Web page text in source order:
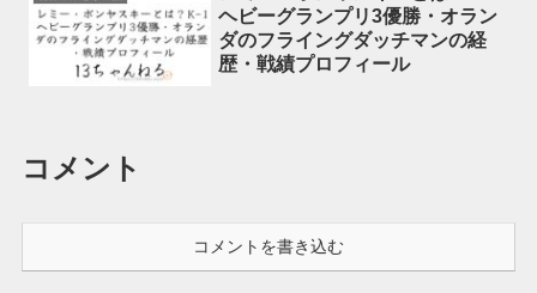
ヘビーグランプリ3優勝・オラン
ダのフライングダッチマンの経
歴・戦績プロフィール
コメント
コメントを書き込む